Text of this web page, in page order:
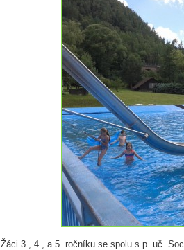
Žáci 3., 4., a 5. ročníku se spolu s p. uč.